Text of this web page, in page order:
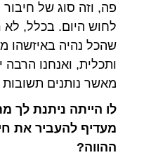
פה, וזה סוג של
לחוש היום. בכלל,
שהכל נהיה באיזשהו
ותכלית, ואנחנו
מאשר נותנים תשובות
לו הייתה ניתנת לך
מעדיף להעביר את
ההווה?